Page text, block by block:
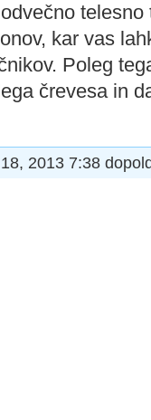
kar vas
Poleg
črevesa in
2013 7:38